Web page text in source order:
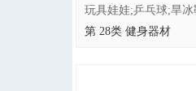
第 28类 健身器材